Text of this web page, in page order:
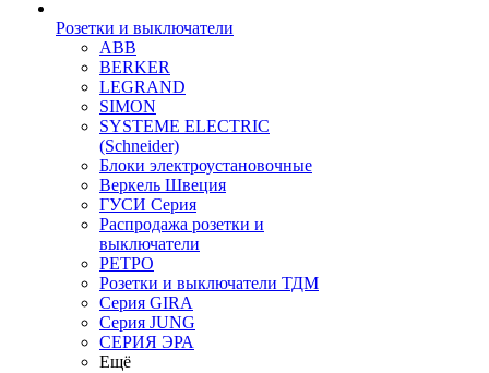
Розетки и выключатели
ABB
BERKER
LEGRAND
SIMON
SYSTEME ELECTRIC
(Schneider)
Блоки электроустановочные
Веркель Швеция
ГУСИ Серия
Распродажа розетки и
выключатели
РЕТРО
Розетки и выключатели ТДМ
Серия GIRA
Серия JUNG
СЕРИЯ ЭРА
Ещё